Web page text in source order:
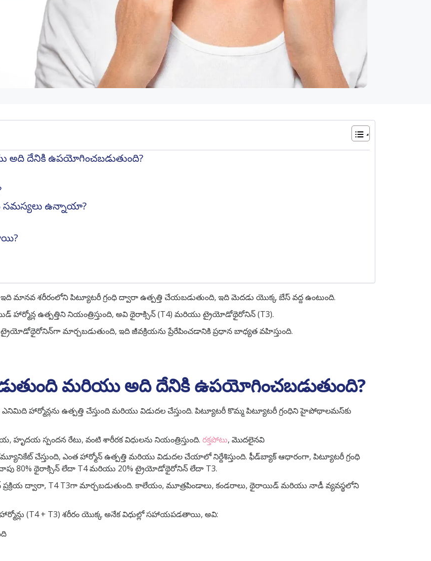
అది దేనికి ఉపయోగించబడుతుంది?
సమస్యలు ఉన్నాయా?
మానవ శరీరంలోని పిట్యూటరీ గ్రంధి ద్వారా ఉత్పత్తి చేయబడుతుంది, ఇది మెదడు యొక్క బేస్ వద్ద ఉంటుంది.
హార్మోన్ల ఉత్పత్తిని నియంత్రిస్తుంది, అవి థైరాక్సిన్ (T4) మరియు ట్రైయోడోథైరోనిన్ (T3).
మార్చబడుతుంది, ఇది జీవక్రియను ప్రేరేపించడానికి ప్రధాన బాధ్యత వహిస్తుంది.
మరియు అది దేనికి ఉపయోగించబడుతుంది?
హార్మోన్లను ఉత్పత్తి చేస్తుంది మరియు విడుదల చేస్తుంది. పిట్యూటరీ కొమ్మ పిట్యూటరీ గ్రంధిని హైపోథాలమస్‌కు
స్పందన రేటు, వంటి శారీరక విధులను నియంత్రిస్తుంది. రక్తపోటు, మొదలైనవి
చేస్తుంది, ఎంత హార్మోన్ ఉత్పత్తి మరియు విడుదల చేయాలో నిర్దేశిస్తుంది. ఫీడ్‌బ్యాక్ ఆధారంగా, పిట్యూటరీ గ్రంధి
దాదాపు 80% థైరాక్సిన్ లేదా T4 మరియు 20% ట్రైయోడోథైరోనిన్ లేదా T3.
ద్వారా, T4 T3గా మార్చబడుతుంది. కాలేయం, మూత్రపిండాలు, కండరాలు, థైరాయిడ్ మరియు నాడీ వ్యవస్థలోని
(T4 + T3) శరీరం యొక్క అనేక విధుల్లో సహాయపడతాయి, అవి: